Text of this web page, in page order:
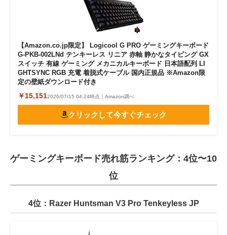
【Amazon.co.jp限定】 Logicool G PRO ゲーミングキーボード
G-PKB-002LNd テンキーレス リニア 赤軸 静かなタイピング GX
スイッチ 有線 ゲーミング メカニカルキーボード 日本語配列 LI
GHTSYNC RGB 充電 着脱式ケーブル 国内正規品 ※Amazon限
定の壁紙ダウンロード付き
￥15,1512026/07/15 04:24時点｜Amazon調べ
クリックして今すぐチェック
ゲーミングキーボード売れ筋ランキング：4位〜10
位
4位：Razer Huntsman V3 Pro Tenkeyless JP